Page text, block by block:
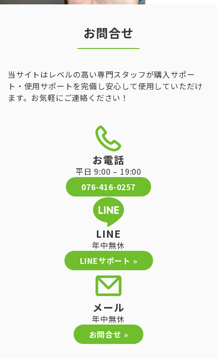
お問合せ
当サイトはレベルの高い専門スタッフが購入サポー
ト・使用サポートを完備し安心して使用していただけ
ます。お気軽にご連絡ください！
お電話
平日 9:00 – 19:00
076-416-0257
LINE
年中無休
LINEサポート »
メール
年中無休
お問合せ »